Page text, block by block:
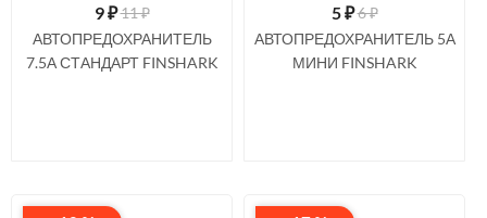
9₽11 ₽
АВТОПРЕДОХРАНИТЕЛЬ
7.5А СТАНДАРТ FINSHARK
5₽6 ₽
АВТОПРЕДОХРАНИТЕЛЬ 5А
МИНИ FINSHARK